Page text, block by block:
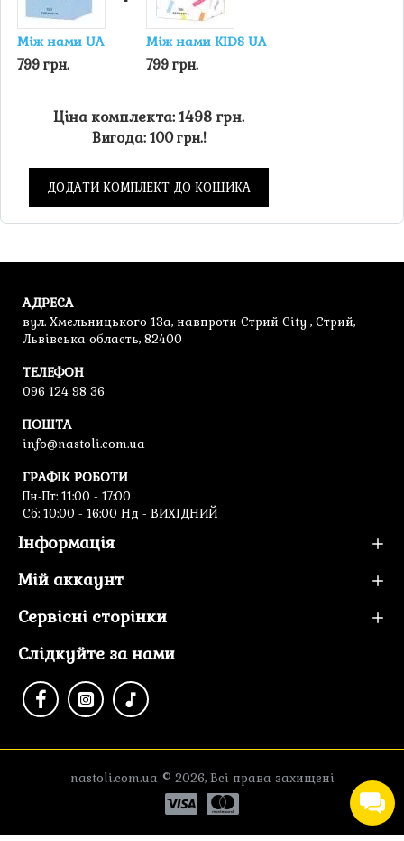
Між нами UA
799 грн.
Між нами KIDS UA
799 грн.
Ціна комплекта: 1498 грн.
Вигода: 100 грн.!
ДОДАТИ КОМПЛЕКТ ДО КОШИКА
АДРЕСА
вул. Хмельницького 13а, навпроти Стрий City , Стрий,
Львівська область, 82400
ТЕЛЕФОН
096 124 98 36
ПОШТА
info@nastoli.com.ua
ГРАФІК РОБОТИ
Пн-Пт: 11:00 - 17:00
Cб: 10:00 - 16:00 Нд - ВИХІДНИЙ
Інформація
Мій аккаунт
Сервісні сторінки
Слідкуйте за нами
nastoli.com.ua © 2026, Всі права захищені